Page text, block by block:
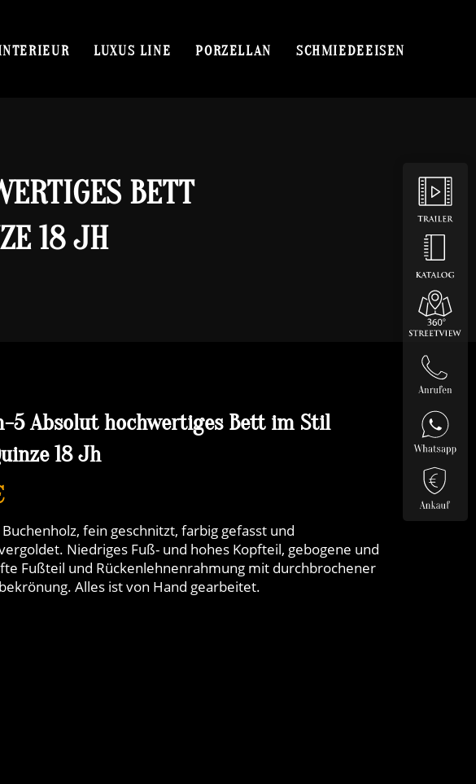
LUXUS LINE PORZELLAN SCHMIEDEEISEN
BETT
18 JH
5 Absolut hochwertiges Bett im Stil
18 Jh
fein geschnitzt, farbig gefasst und
Niedriges Fuß- und hohes Kopfteil, gebogene und
Fußteil und Rückenlehnenrahmung mit durchbrochener
Alles ist von Hand gearbeitet.